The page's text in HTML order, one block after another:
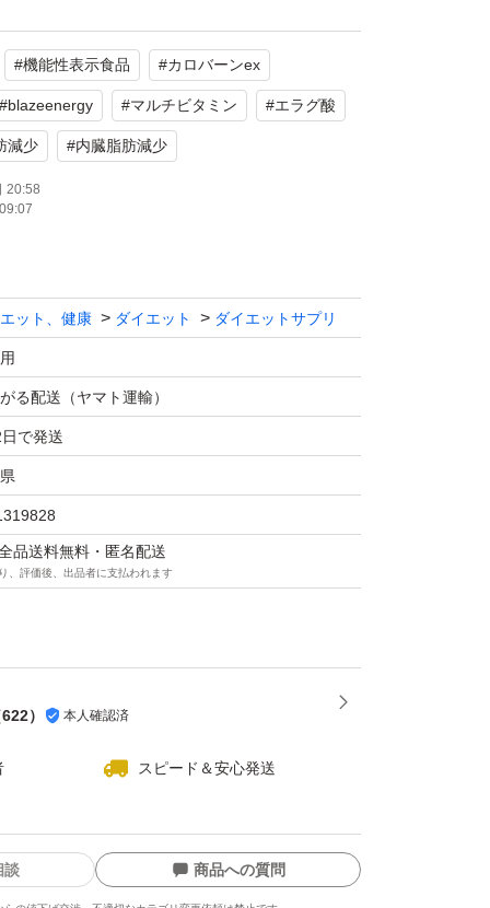
粒/30日分)
グ酸3mg配合
ル11種、マカ、高麗人参、L-アルギニン、
サポートします。
ます。
#機能性表示食品 #カロバーンex
#blazeenergy #マルチビタミン #エラグ酸
減少 #内臓脂肪減少
20:58
ット、健康 ダイエット ダイエットサプリ
る配送（ヤマト運輸）
で発送
品送料無料・匿名配送
、評価後、出品者に支払われます
622） 本人確認済
スピード＆安心発送
談 商品への質問